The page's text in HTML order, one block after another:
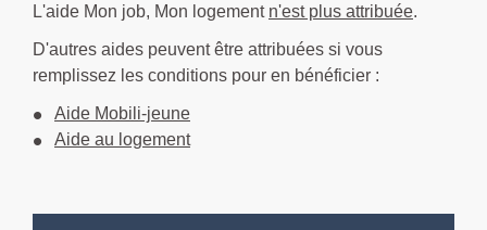
L'aide Mon job, Mon logement n'est plus attribuée.
D'autres aides peuvent être attribuées si vous
remplissez les conditions pour en bénéficier :
Aide Mobili-jeune
Aide au logement